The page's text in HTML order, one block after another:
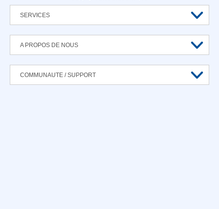
SERVICES
A PROPOS DE NOUS
COMMUNAUTE / SUPPORT